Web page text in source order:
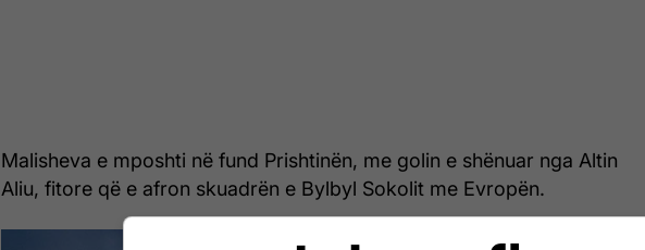
Malisheva e mposhti në fund Prishtinën, me golin e shënuar nga Altin
Aliu, fitore që e afron skuadrën e Bylbyl Sokolit me Evropën.